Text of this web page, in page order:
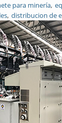
para minería
distribucion de